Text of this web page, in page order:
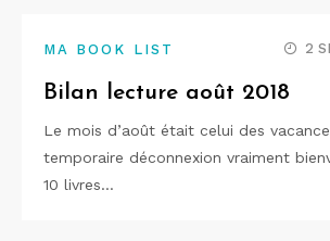
MA BOOK LIST 2
Bilan lecture août 2018
Le mois d’août était celui des
temporaire déconnexion vraiment
10 livres…